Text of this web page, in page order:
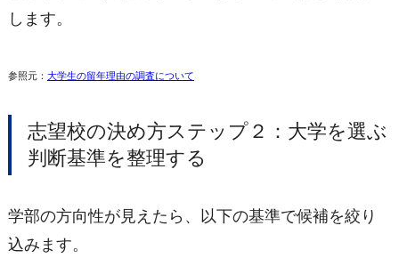
します。
参照元： 大学生の留年理由の調査について
志望校の決め方ステップ２：大学を選ぶ
判断基準を整理する
学部の方向性が見えたら、以下の基準で候補を絞り
込みます。